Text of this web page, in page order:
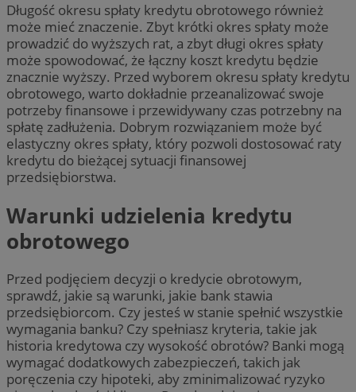
Długość okresu spłaty kredytu obrotowego również
może mieć znaczenie. Zbyt krótki okres spłaty może
prowadzić do wyższych rat, a zbyt długi okres spłaty
może spowodować, że łączny koszt kredytu będzie
znacznie wyższy. Przed wyborem okresu spłaty kredytu
obrotowego, warto dokładnie przeanalizować swoje
potrzeby finansowe i przewidywany czas potrzebny na
spłatę zadłużenia. Dobrym rozwiązaniem może być
elastyczny okres spłaty, który pozwoli dostosować raty
kredytu do bieżącej sytuacji finansowej
przedsiębiorstwa.
Warunki udzielenia kredytu
obrotowego
Przed podjęciem decyzji o kredycie obrotowym,
sprawdź, jakie są warunki, jakie bank stawia
przedsiębiorcom. Czy jesteś w stanie spełnić wszystkie
wymagania banku? Czy spełniasz kryteria, takie jak
historia kredytowa czy wysokość obrotów? Banki mogą
wymagać dodatkowych zabezpieczeń, takich jak
poręczenia czy hipoteki, aby zminimalizować ryzyko